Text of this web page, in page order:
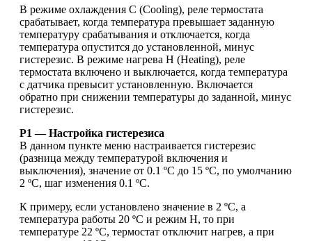
В режиме охлаждения С (Cooling), реле термостата
срабатывает, когда температура превышает заданную
температуру срабатывания и отключается, когда
температура опустится до установленной, минус
гистерезис. В режиме нагрева H (Heating), реле
термостата включено и выключается, когда температура
с датчика превысит установленную. Включается
обратно при снижении температуры до заданной, минус
гистерезис.
P1 — Настройка гистерезиса
В данном пункте меню настраивается гистерезис
(разница между температурой включения и
выключения), значение от 0.1 ºС до 15 ºС, по умолчанию
2 ºС, шаг изменения 0.1 ºС.
К примеру, если установлено значение в 2 ºС, а
температура работы 20 ºС и режим H, то при
температуре 22 ºС, термостат отключит нагрев, а при